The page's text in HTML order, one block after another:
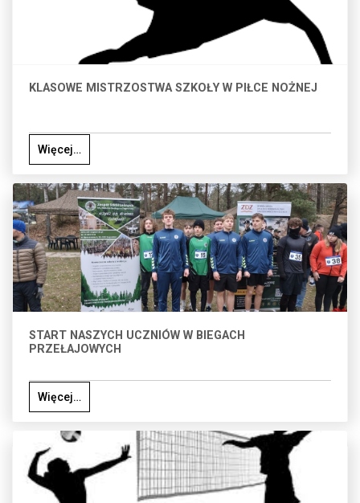
KLASOWE MISTRZOSTWA SZKOŁY W PIŁCE NOŻNEJ
Więcej…
START NASZYCH UCZNIÓW W BIEGACH
PRZEŁAJOWYCH
Więcej…